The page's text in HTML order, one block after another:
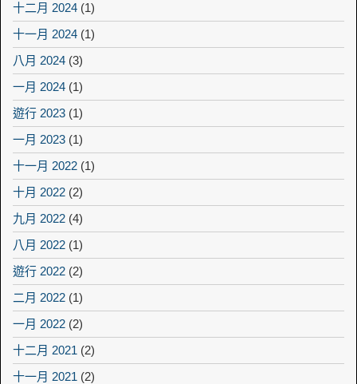
十二月 2024 (1)
十一月 2024 (1)
八月 2024 (3)
一月 2024 (1)
遊行 2023 (1)
一月 2023 (1)
十一月 2022 (1)
十月 2022 (2)
九月 2022 (4)
八月 2022 (1)
遊行 2022 (2)
二月 2022 (1)
一月 2022 (2)
十二月 2021 (2)
十一月 2021 (2)